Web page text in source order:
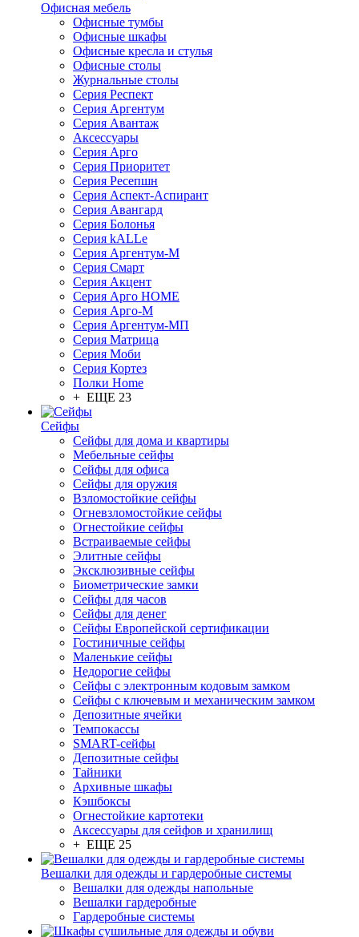
Офисная мебель
Офисные тумбы
Офисные шкафы
Офисные кресла и стулья
Офисные столы
Журнальные столы
Серия Респект
Серия Аргентум
Серия Авантаж
Аксессуары
Серия Арго
Серия Приоритет
Серия Ресепшн
Серия Аспект-Аспирант
Серия Авангард
Серия Болонья
Серия kALLe
Серия Аргентум-М
Серия Смарт
Серия Акцент
Серия Арго HOME
Серия Арго-М
Серия Аргентум-МП
Серия Матрица
Серия Моби
Серия Кортез
Полки Home
+ ЕЩЕ 23
Сейфы
Сейфы для дома и квартиры
Мебельные сейфы
Сейфы для офиса
Сейфы для оружия
Взломостойкие сейфы
Огневзломостойкие сейфы
Огнестойкие сейфы
Встраиваемые сейфы
Элитные сейфы
Эксклюзивные сейфы
Биометрические замки
Сейфы для часов
Сейфы для денег
Сейфы Европейской сертификации
Гостиничные сейфы
Маленькие сейфы
Недорогие сейфы
Сейфы с электронным кодовым замком
Сейфы с ключевым и механическим замком
Депозитные ячейки
Темпокассы
SMART-сейфы
Депозитные сейфы
Тайники
Архивные шкафы
Кэшбоксы
Огнестойкие картотеки
Аксессуары для сейфов и хранилищ
+ ЕЩЕ 25
Вешалки для одежды и гардеробные системы
Вешалки для одежды напольные
Вешалки гардеробные
Гардеробные системы